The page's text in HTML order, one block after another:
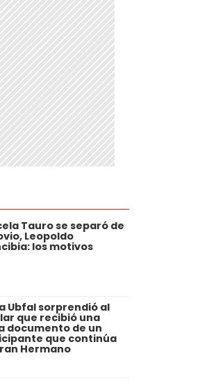
Tauro se separó de
Leopoldo
los motivos
Ubfal sorprendió al
que recibió una
documento de un
que continúa
Hermano